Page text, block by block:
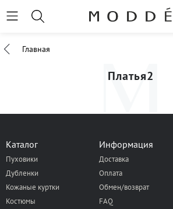
Главная
Платья2
Каталог
Пуховики
Дубленки
Кожаные куртки
Костюмы
Информация
Доставка
Оплата
Обмен/возврат
FAQ